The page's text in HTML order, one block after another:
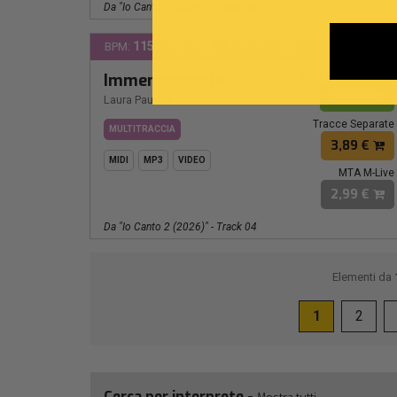
Da "Io Canto 2 (2026)" - Track 04
BPM: 115
Immensamente
Laura Pausini
MULTITRACCIA
MIDI MP3 VIDEO
Tracce Separate
3,89 €
MTA M-Live
2,99 €
Da "Io Canto 2 (2026)" - Track 04
Elementi da
1 2